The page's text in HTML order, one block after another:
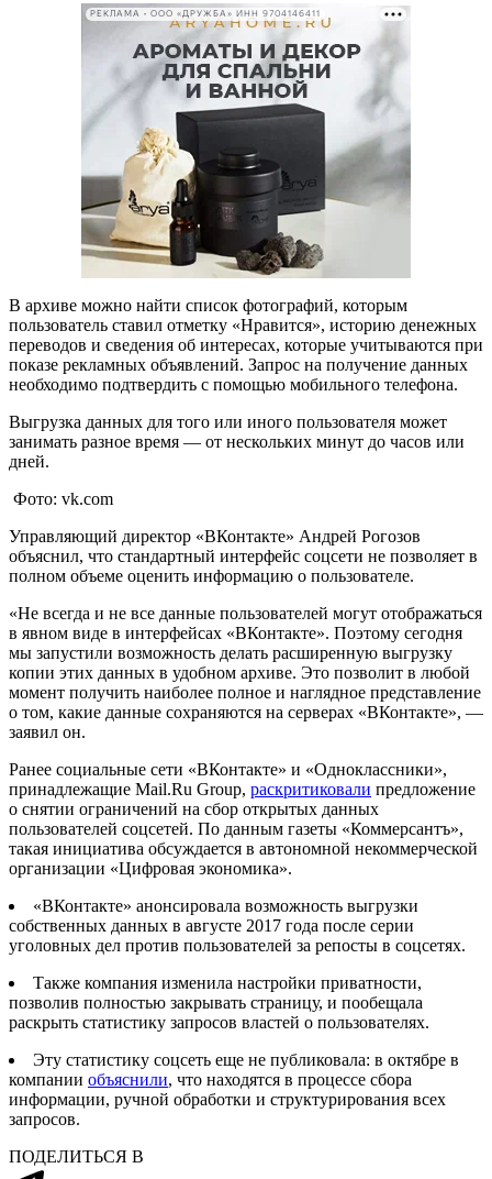
РЕКЛАМА • ООО «ДРУЖБА» ИНН 9704146411
В архиве можно найти список фотографий, которым
пользователь ставил отметку «Нравится», историю денежных
переводов и сведения об интересах, которые учитываются при
показе рекламных объявлений. Запрос на получение данных
необходимо подтвердить с помощью мобильного телефона.
Выгрузка данных для того или иного пользователя может
занимать разное время — от нескольких минут до часов или
дней.
Фото: vk.com
Управляющий директор «ВКонтакте» Андрей Рогозов
объяснил, что стандартный интерфейс соцсети не позволяет в
полном объеме оценить информацию о пользователе.
«Не всегда и не все данные пользователей могут отображаться
в явном виде в интерфейсах «ВКонтакте». Поэтому сегодня
мы запустили возможность делать расширенную выгрузку
копии этих данных в удобном архиве. Это позволит в любой
момент получить наиболее полное и наглядное представление
о том, какие данные сохраняются на серверах «ВКонтакте», —
заявил он.
Ранее социальные сети «ВКонтакте» и «Одноклассники»,
принадлежащие Mail.Ru Group, раскритиковали предложение
о снятии ограничений на сбор открытых данных
пользователей соцсетей. По данным газеты «Коммерсантъ»,
такая инициатива обсуждается в автономной некоммерческой
организации «Цифровая экономика».
«ВКонтакте» анонсировала возможность выгрузки
собственных данных в августе 2017 года после серии
уголовных дел против пользователей за репосты в соцсетях.
Также компания изменила настройки приватности,
позволив полностью закрывать страницу, и пообещала
раскрыть статистику запросов властей о пользователях.
Эту статистику соцсеть еще не публиковала: в октябре в
компании объяснили, что находятся в процессе сбора
информации, ручной обработки и структурирования всех
запросов.
ПОДЕЛИТЬСЯ В